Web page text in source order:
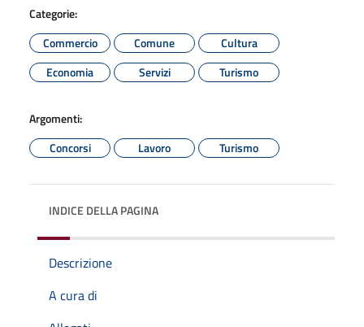
Categorie:
Commercio
Comune
Cultura
Economia
Servizi Turismo
Argomenti:
Concorsi
Lavoro Turismo
INDICE DELLA PAGINA
Descrizione
A cura di